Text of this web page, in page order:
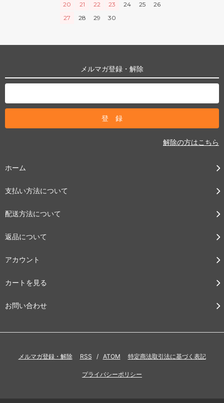
20
21 22 23 24 25
26
27
28 29 30
メルマガ登録・解除
解除の方はこちら
ホーム
支払い方法について
配送方法について
返品について
アカウント
カートを見る
お問い合わせ
メルマガ登録・解除 RSS / ATOM 特定商法取引法に基づく表記
プライバシーポリシー